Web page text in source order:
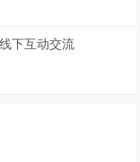
下互动交流